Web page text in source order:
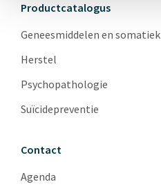
Productcatalogus
Geneesmiddelen en somatiek
Herstel
Psychopathologie
Suïcidepreventie
Contact
Agenda